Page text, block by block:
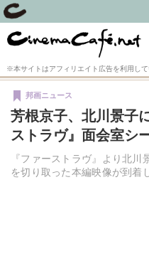
※本サイトはアフィリエイト広告を利用し
芳根京子、北川景子
ストラヴ』面会室シ
『ファーストラヴ』より北
を切り取った本編映像が到着
邦画ニュース